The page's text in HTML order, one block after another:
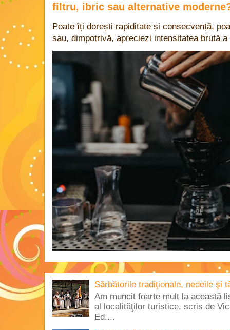
filtru, ibric sau alternative
Poate îți dorești rapiditate și consecvență,
sau, dimpotrivă, apreciezi intensitatea brută
Sărbătorile tradiţionale, nedeile şi
Am muncit foarte mult la această
al localităţilor turistice, scris de
Ed....